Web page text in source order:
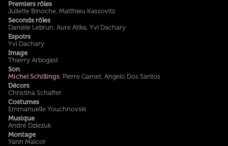
Premiers rôles
Juliette Binoche, Matthieu Kassovitz
Seconds rôles
Danièle Lebrun, Aure Atika, Yvi Dachary
Espoirs
Yvi Dachary
Image
Thierry Arbogast
Son
Michel Schillings, Pierre Gamet, Angelo Dos Santos
Décors
Christina Schaffer
Costumes
Emmanuelle Youchnovski
Musique
André Dziezuk
Montage
Yann Malcor